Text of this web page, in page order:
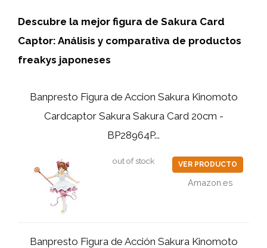
Descubre la mejor figura de Sakura Card
Captor: Análisis y comparativa de productos
freakys japoneses
Banpresto Figura de Accion Sakura Kinomoto
Cardcaptor Sakura Sakura Card 20cm -
BP28964P...
out of stock VER PRODUCTO
Amazon.es
Banpresto Figura de Acción Sakura Kinomoto